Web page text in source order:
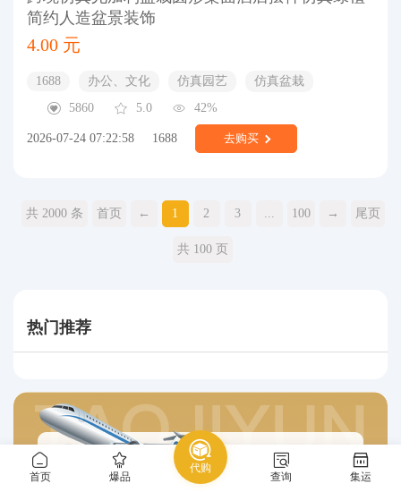
首页 爆品
代购
查询 集运
简约人造盆景装饰
4.00 元
1688 办公、文化 仿真园艺
仿真盆栽
5860
5.0 42%
2026-07-24 07:22:58 1688 去购买
共 2000 条 首页 ← 1 2 3 ... 100 → 尾页
共 100 页
热门推荐